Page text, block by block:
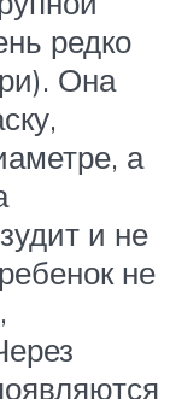
редко
Она
а
и не
не